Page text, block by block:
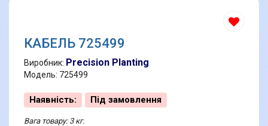
КАБЕЛЬ 725499
Виробник: Precision Planting
Модель: 725499
Наявність: Під замовлення
Вага товару: 3 кг.